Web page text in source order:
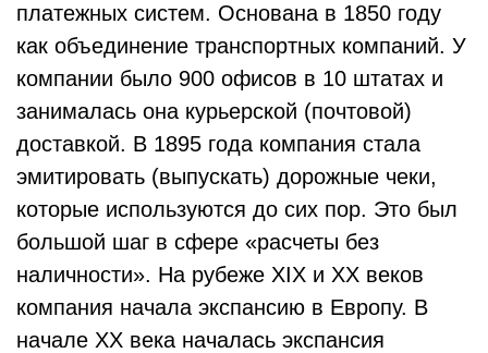
платежных систем. Основана в 1850 году
как объединение транспортных компаний. У
компании было 900 офисов в 10 штатах и
занималась она курьерской (почтовой)
доставкой. В 1895 года компания стала
эмитировать (выпускать) дорожные чеки,
которые используются до сих пор. Это был
большой шаг в сфере «расчеты без
наличности». На рубеже XIX и XX веков
компания начала экспансию в Европу. В
начале XX века началась экспансия